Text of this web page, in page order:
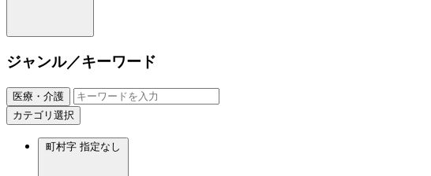
ジャンル／キーワード
医療・介護
カテゴリ選択
町村字 指定なし